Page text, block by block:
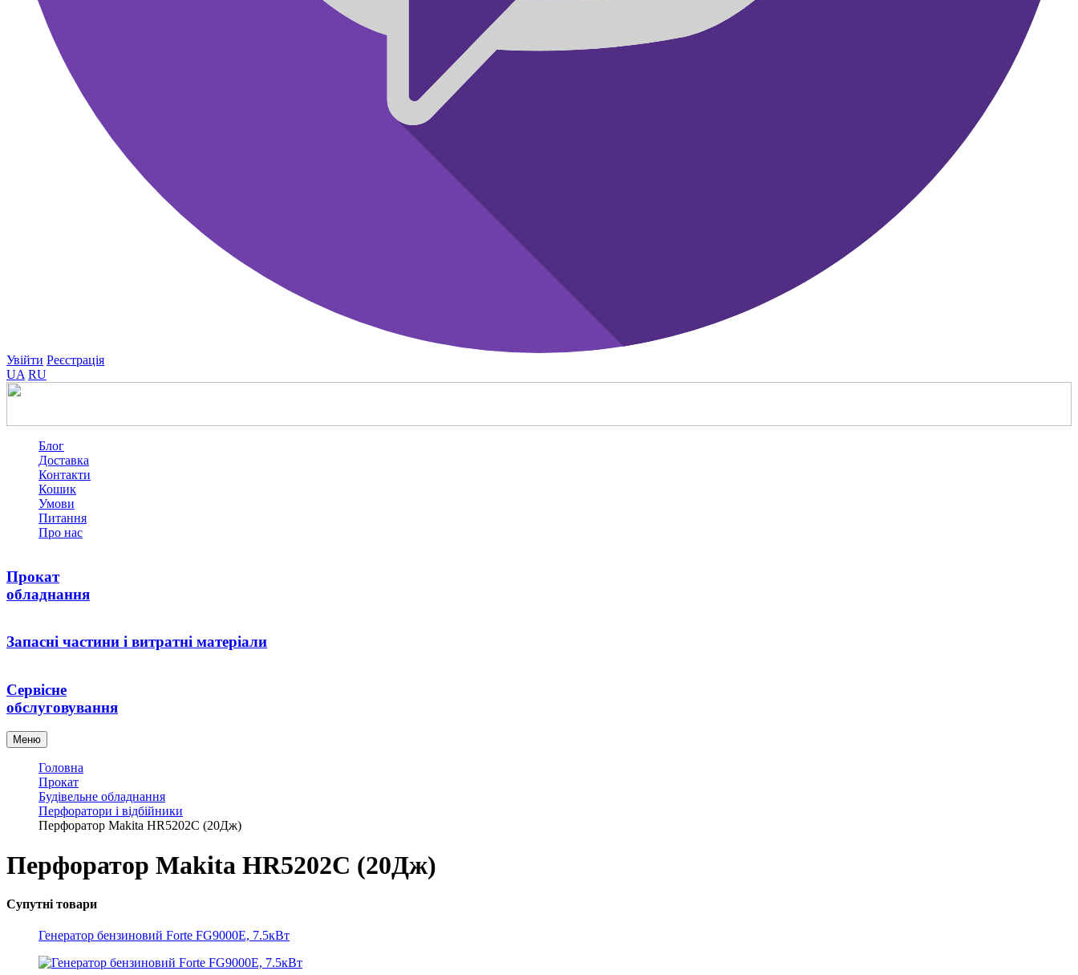
Увійти Реєстрація
UA RU
Блог
Доставка
Контакти
Кошик
Умови
Питання
Про нас
Прокат
обладнання
Запасні частини i витратні матеріали
Сервісне
обслуговування
Меню
Головна
Прокат
Будівельне обладнання
Перфоратори і відбійники
Перфоратор Makita HR5202C (20Дж)
Перфоратор Makita HR5202C (20Дж)
Супутні товари
Генератор бензиновий Forte FG9000Е, 7.5кВт